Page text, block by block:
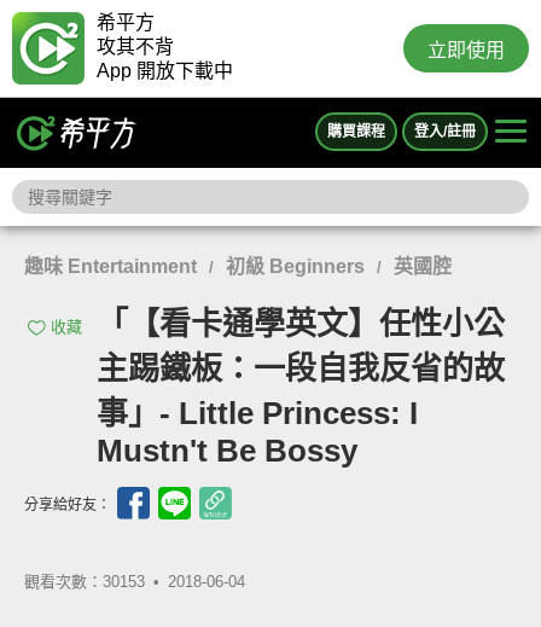
希平方
攻其不背
App 開放下載中
立即使用
購買課程 登入/註冊
趣味 Entertainment / 初級 Beginners / 英國腔
收藏
「【看卡通學英文】任性小公
主踢鐵板：一段自我反省的故
事」- Little Princess: I
Mustn't Be Bossy
分享給好友：
觀看次數：30153 • 2018-06-04